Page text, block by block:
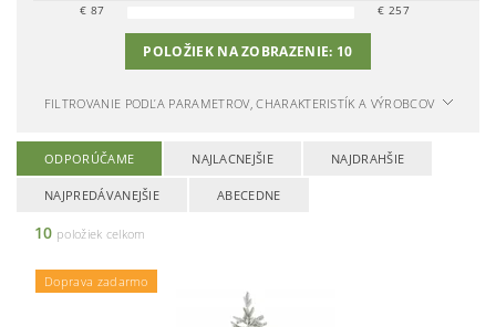
€ 87 € 257
POLOŽIEK NA ZOBRAZENIE: 10
FILTROVANIE PODĽA PARAMETROV, CHARAKTERISTÍK A VÝROBCOV
ODPORÚČAME NAJLACNEJŠIE NAJDRAHŠIE
NAJPREDÁVANEJŠIE ABECEDNE
10 položiek celkom
Doprava zadarmo